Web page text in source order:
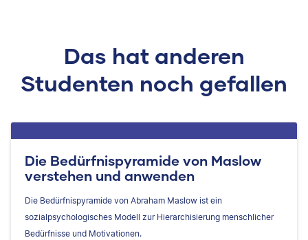
Das hat anderen
Studenten noch gefallen
Die Bedürfnispyramide von Maslow
verstehen und anwenden
Die Bedürfnispyramide von Abraham Maslow ist ein
sozialpsychologisches Modell zur Hierarchisierung menschlicher
Bedürfnisse und Motivationen.